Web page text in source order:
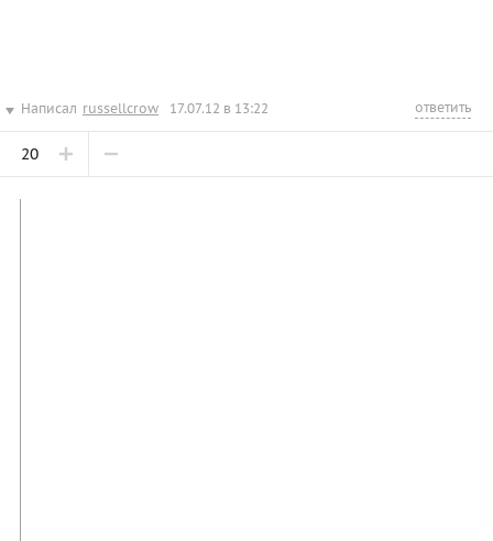
Написал russellcrow 17.07.12 в 13:22 ответить
20